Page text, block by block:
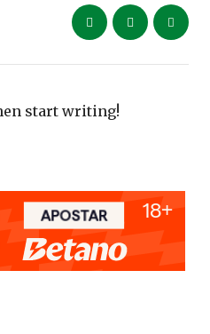
start writing!